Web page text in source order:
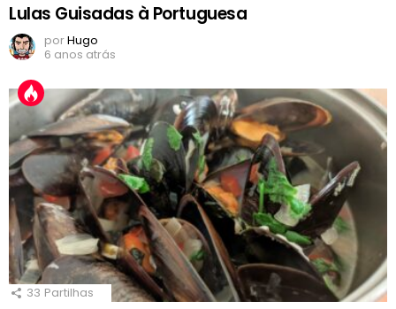
Lulas Guisadas à Portuguesa
porHugo
6 anos atrás
33 Partilhas